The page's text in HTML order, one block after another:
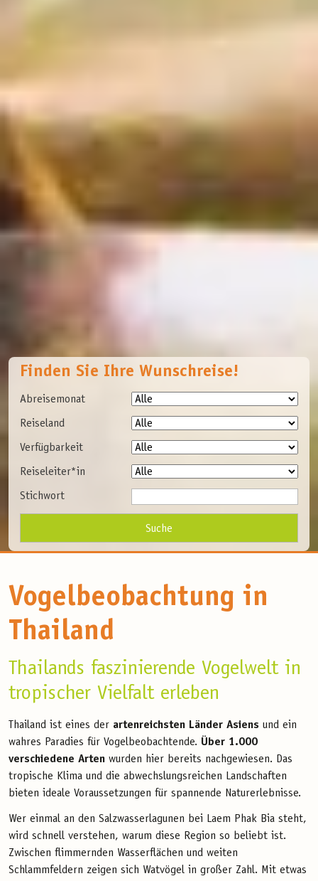
Finden Sie Ihre Wunschreise!
Abreisemonat
Reiseland
Verfügbarkeit
Reiseleiter*in
Stichwort
Vogelbeobachtung in
Thailand
Thailands faszinierende Vogelwelt in
tropischer Vielfalt erleben
Thailand ist eines der artenreichsten Länder Asiens und ein
wahres Paradies für Vogelbeobachtende. Über 1.000
verschiedene Arten wurden hier bereits nachgewiesen. Das
tropische Klima und die abwechslungsreichen Landschaften
bieten ideale Voraussetzungen für spannende Naturerlebnisse.
Wer einmal an den Salzwasserlagunen bei Laem Phak Bia steht,
wird schnell verstehen, warum diese Region so beliebt ist.
Zwischen flimmernden Wasserflächen und weiten
Schlammfeldern zeigen sich Watvögel in großer Zahl. Mit etwas